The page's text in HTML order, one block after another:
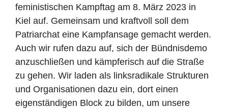
feministischen Kampftag am 8. März 2023 in
Kiel auf. Gemeinsam und kraftvoll soll dem
Patriarchat eine Kampfansage gemacht werden.
Auch wir rufen dazu auf, sich der Bündnisdemo
anzuschließen und kämpferisch auf die Straße
zu gehen. Wir laden als linksradikale Strukturen
und Organisationen dazu ein, dort einen
eigenständigen Block zu bilden, um unsere